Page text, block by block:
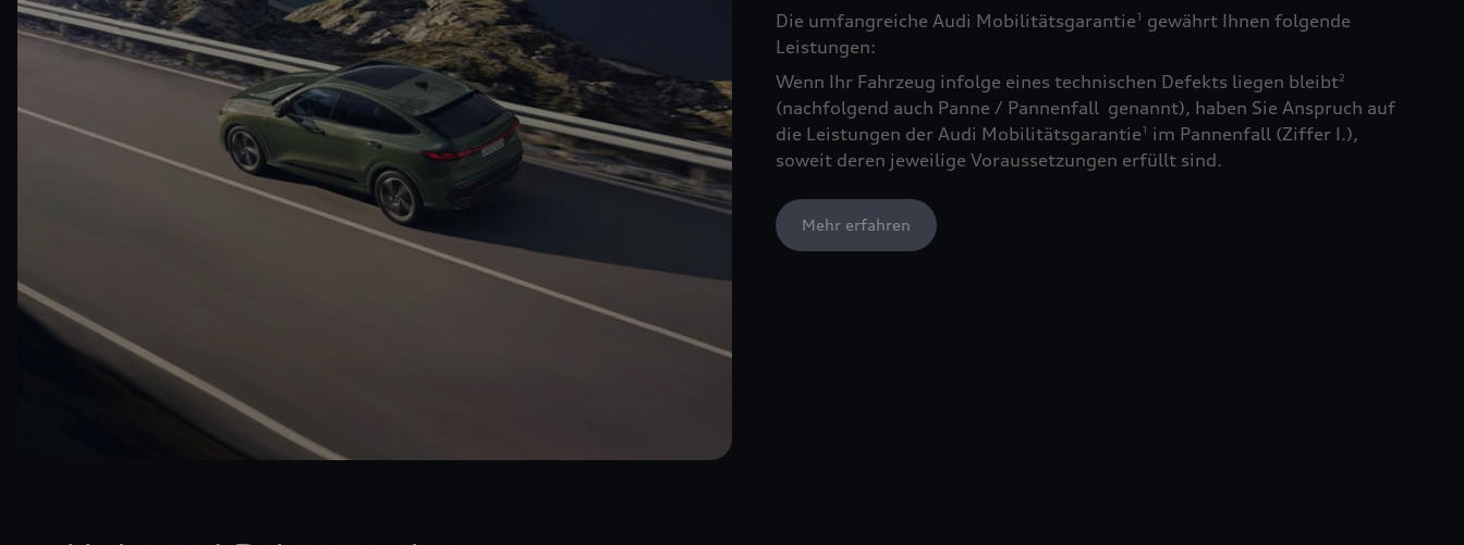
Die umfangreiche Audi Mobilitätsgarantie1
gewährt Ihnen folgende
Leistungen:
Wenn Ihr Fahrzeug infolge eines technischen Defekts liegen bleibt2
(nachfolgend auch Panne / Pannenfall genannt), haben Sie Anspruch auf
die Leistungen der Audi Mobilitätsgarantie1
im Pannenfall (Ziffer I.),
soweit deren jeweilige Voraussetzungen erfüllt sind.
Mehr erfahren